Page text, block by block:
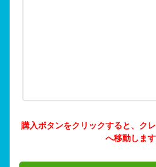
購入ボタンをクリックすると、ク
へ移動します